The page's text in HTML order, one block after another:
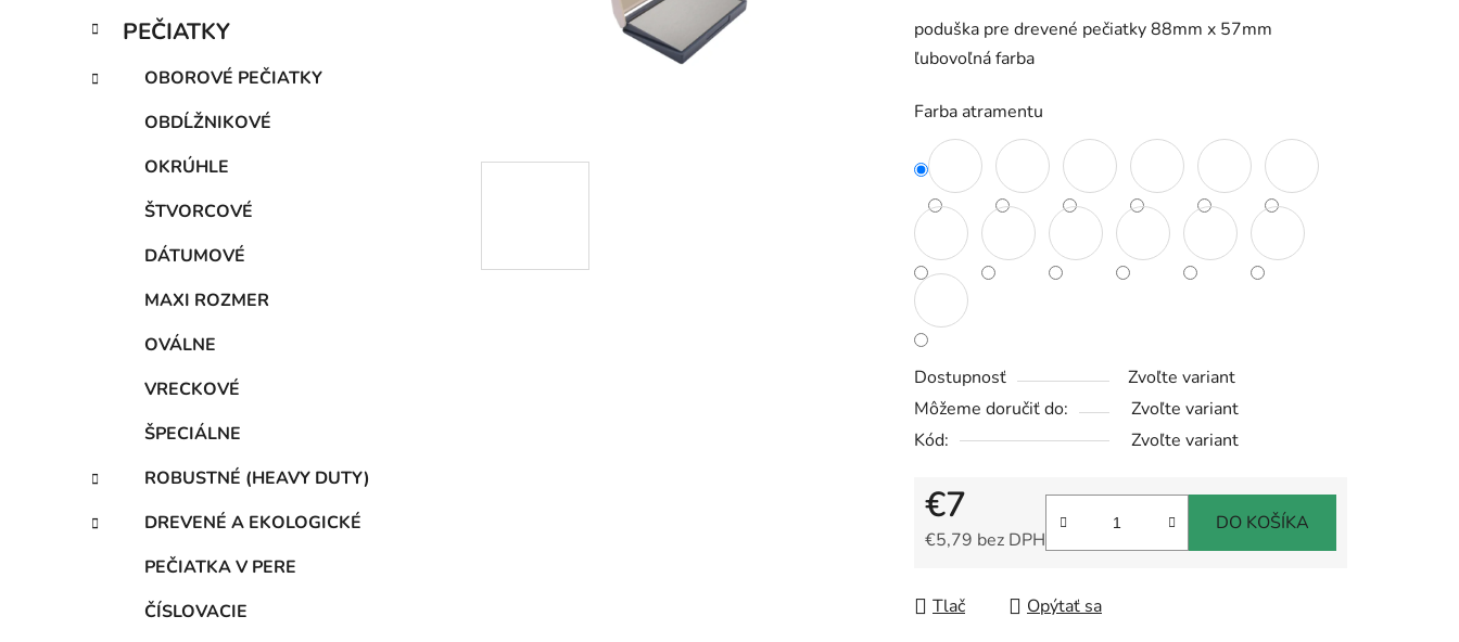
n
l
Preskočiť
kategórie
K
a
e
PEČIATKY
OBOROVÉ PEČIATKY
OBDĹŽNIKOVÉ
OKRÚHLE
ŠTVORCOVÉ
DÁTUMOVÉ
MAXI ROZMER
OVÁLNE
VRECKOVÉ
ŠPECIÁLNE
ROBUSTNÉ (HEAVY DUTY)
DREVENÉ A EKOLOGICKÉ
PEČIATKA V PERE
ČÍSLOVACIE
je
0,0
5
hviezdičiek.
poduška pre drevené pečiatky 88mm x 57mm
ľubovoľná farba
Farba atramentu
Dostupnosť
Zvoľte variant
Môžeme doručiť do:
Zvoľte variant
Kód:
Zvoľte variant
€7
€5,79 bez DPH
DO KOŠÍKA
Tlač Opýtať sa